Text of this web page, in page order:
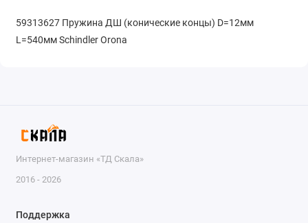
59313627 Пружина ДШ (конические концы) D=12мм
L=540мм Schindler Orona
Интернет-магазин «ТД Скала»
2016 - 2026
Поддержка